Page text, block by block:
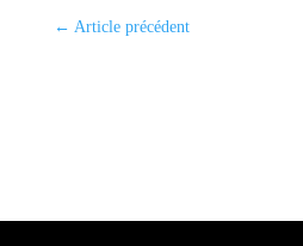
← Article précédent